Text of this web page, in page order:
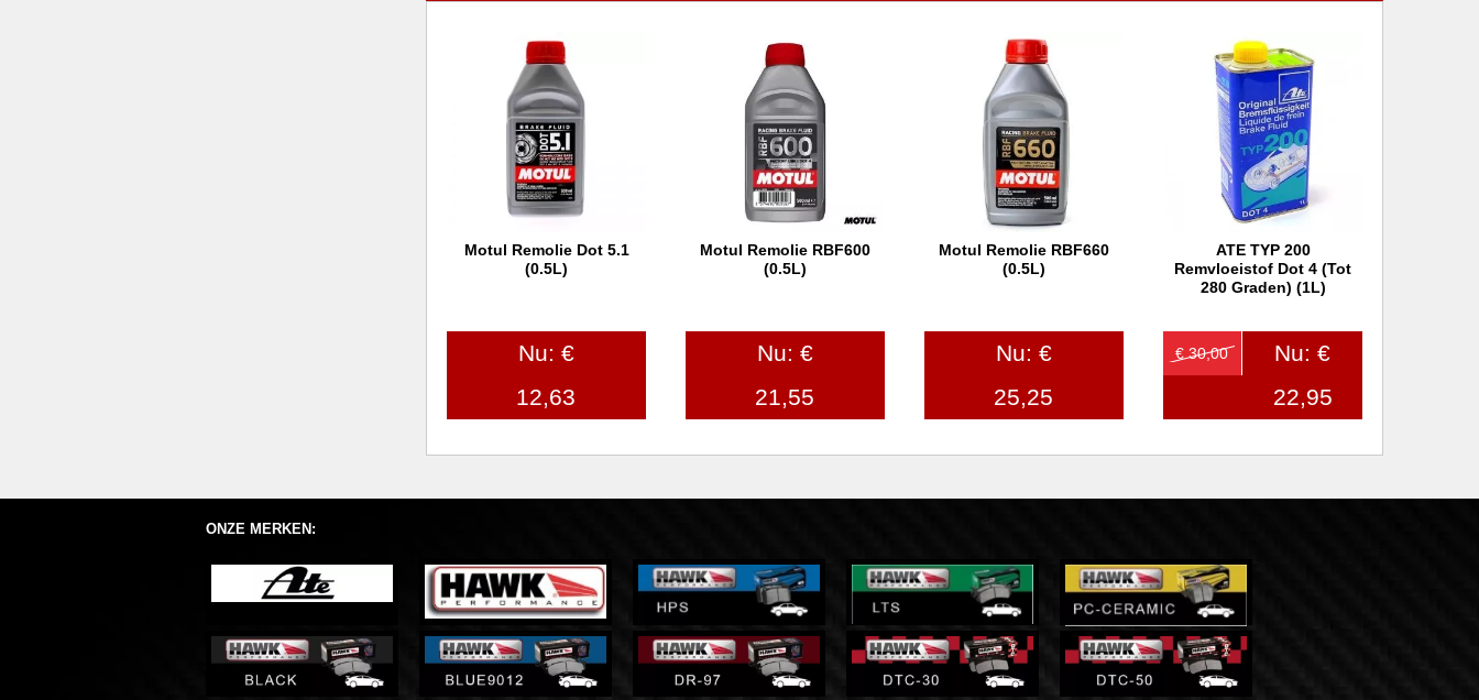
In winkelwagen
Motul Remolie Dot 5.1
(0.5L)
Nu: €
12,63
In winkelwagen
Motul Remolie RBF600
(0.5L)
Nu: €
21,55
In winkelwagen
Motul Remolie RBF660
(0.5L)
Nu: €
25,25
In winkelwagen
ATE TYP 200
Remvloeistof Dot 4 (tot
280 Graden) (1L)
€ 30,00
Nu: €
22,95
ONZE MERKEN: